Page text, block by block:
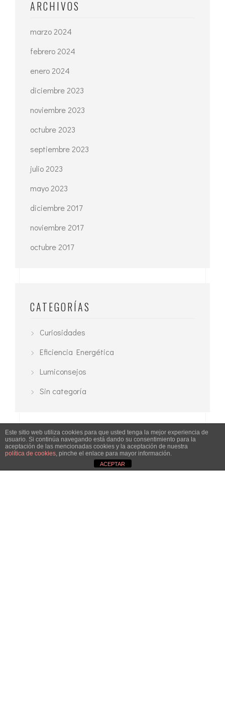
ARCHIVOS
marzo 2024
febrero 2024
enero 2024
diciembre 2023
noviembre 2023
octubre 2023
septiembre 2023
julio 2023
mayo 2023
diciembre 2017
noviembre 2017
octubre 2017
CATEGORÍAS
Curiosidades
Eficiencia Energética
Lumiconsejos
Sin categoría
Este sitio web utiliza cookies para que usted tenga la mejor experiencia de
usuario. Si continúa navegando está dando su consentimiento para la
aceptación de las mencionadas cookies y la aceptación de nuestra
política de cookies, pinche el enlace para mayor información.
ACEPTAR